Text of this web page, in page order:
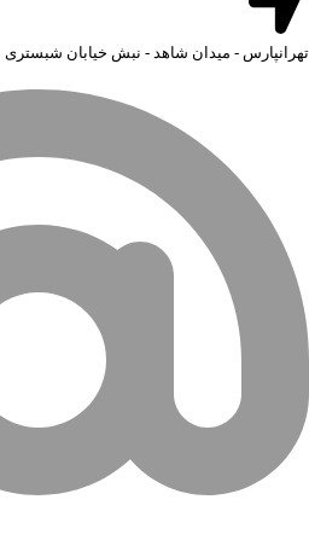
تهرانپارس - میدان شاهد - نبش خیابان شبستری